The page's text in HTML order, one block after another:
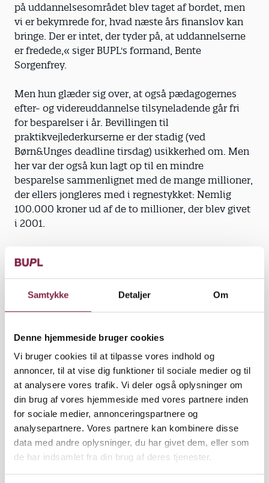
Samtykke Detaljer Om
Denne hjemmeside bruger cookies
Vi bruger cookies til at tilpasse vores indhold og
annoncer, til at vise dig funktioner til sociale medier og til
at analysere vores trafik. Vi deler også oplysninger om
din brug af vores hjemmeside med vores partnere inden
for sociale medier, annonceringspartnere og
analysepartnere. Vores partnere kan kombinere disse
data med andre oplysninger, du har givet dem, eller som
de har indsamlet fra din brug af deres tjenester.
på uddannelsesområdet blev taget af bordet, men
vi er bekymrede for, hvad næste års finanslov kan
bringe. Der er intet, der tyder på, at uddannelserne
er fredede,« siger BUPL's formand, Bente
Sorgenfrey.
Men hun glæder sig over, at også pædagogernes
efter- og videreuddannelse tilsyneladende går fri
for besparelser i år. Bevillingen til
praktikvejlederkurserne er der stadig (ved
Børn&Unges deadline tirsdag) usikkerhed om. Men
her var der også kun lagt op til en mindre
besparelse sammenlignet med de mange millioner,
der ellers jongleres med i regnestykket: Nemlig
100.000 kroner ud af de to millioner, der blev givet
i 2001.
forbedringer i finansloven blandt andet finansieres
med grønne afgifter og ulandsbistand, og hun ser
med stor alvor på sparerunderne i ministerierne og
på arbejdsmiljøområdet. 130 skal fyres i
Arbejdsmiljøinstituttet, der blandt andet har lavet
undersøgelser om tinnitus og støjoverfølsomhed,
skal fyre 40 medarbejdere.
»Den her aftale går hårdt ud over arbejdsmiljøet, og
det bryder vi os ikke om. Både
Bedriftssundhedstjenesten, Arbejdstilsynet og
Arbejdsmiljøinstituttet har været med til at sætte
fokus på og forbedre pædagogernes arbejdsmiljø,